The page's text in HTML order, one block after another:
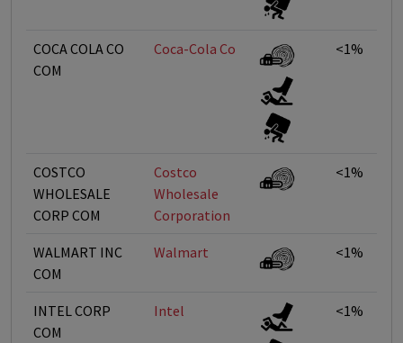
COCA COLA CO
COM
Coca-Cola Co <1%
COSTCO
WHOLESALE
CORP COM
Costco
Wholesale
Corporation
<1%
WALMART INC
COM
Walmart <1%
INTEL CORP
COM
Intel <1%